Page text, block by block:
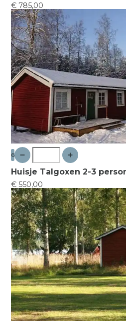
€ 785,00
6
Huisje Talgoxen 2-3
€ 550,00